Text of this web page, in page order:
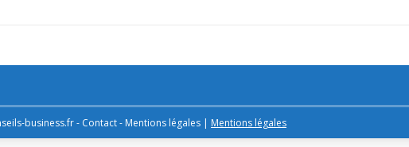
business.fr - Contact - Mentions légales | Mentions légales